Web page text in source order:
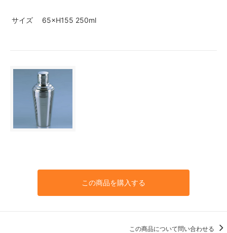
サイズ 65×H155 250ml
この商品を購入する
この商品について問い合わせる